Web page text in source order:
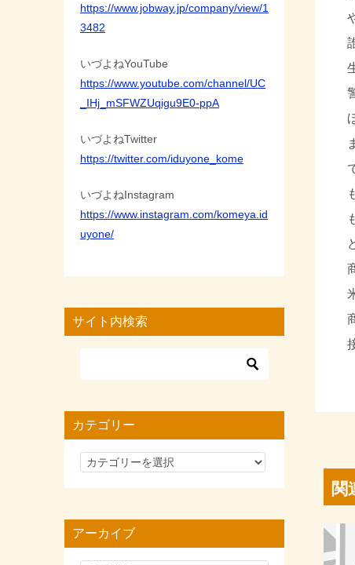
関
https://www.jobway.jp/company/view/1
3482
いづよねYouTube
https://www.youtube.com/channel/UC
_IHj_mSFWZUqigu9E0-ppA
いづよねTwitter
https://twitter.com/iduyone_kome
いづよねInstagram
https://www.instagram.com/komeya.id
uyone/
サイト内検索
カテゴリー
カ
リ
アーカイブ